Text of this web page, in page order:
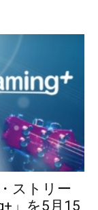
ストリー
」を5月15